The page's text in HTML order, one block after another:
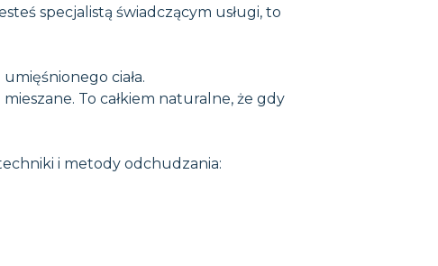
specjalistą świadczącym usługi, to
ciała.
To całkiem naturalne, że gdy
i metody odchudzania: